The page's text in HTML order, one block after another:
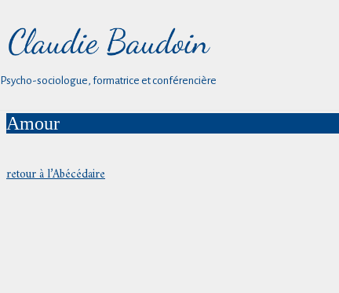
Psycho-sociologue, formatrice et conférencière
Amour
retour à l’Abécédaire